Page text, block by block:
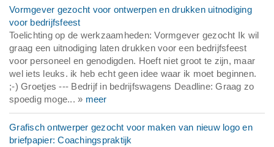
Vormgever gezocht voor ontwerpen en drukken uitnodiging
voor bedrijfsfeest
Toelichting op de werkzaamheden: Vormgever gezocht Ik wil
graag een uitnodiging laten drukken voor een bedrijfsfeest
voor personeel en genodigden. Hoeft niet groot te zijn, maar
wel iets leuks. ik heb echt geen idee waar ik moet beginnen.
;-) Groetjes --- Bedrijf in bedrijfswagens Deadline: Graag zo
spoedig moge... » meer
Grafisch ontwerper gezocht voor maken van nieuw logo en
briefpapier: Coachingspraktijk